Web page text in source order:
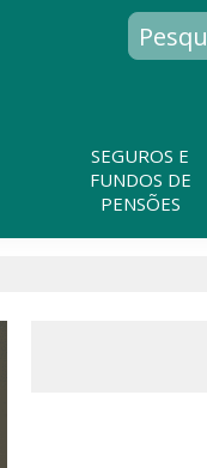
SEGUROS E
FUNDOS DE
PENSÕES